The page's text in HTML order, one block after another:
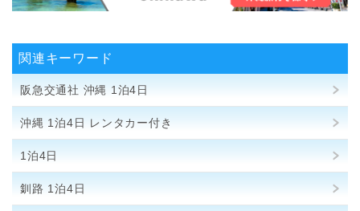
関連キーワード
阪急交通社 沖縄 1泊4日
沖縄 1泊4日 レンタカー付き
1泊4日
釧路 1泊4日